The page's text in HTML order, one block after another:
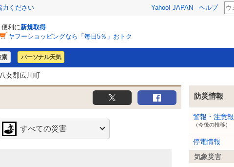
力ください Yahoo! JAPAN ヘルプ
便利に新規取得
ヤフーショッピングなら「毎日5％」おトク
パーソナル天気
女郡広川町
すべての災害
防災情報
警報・注意報
（今後の推移）
停電情報
気象災害